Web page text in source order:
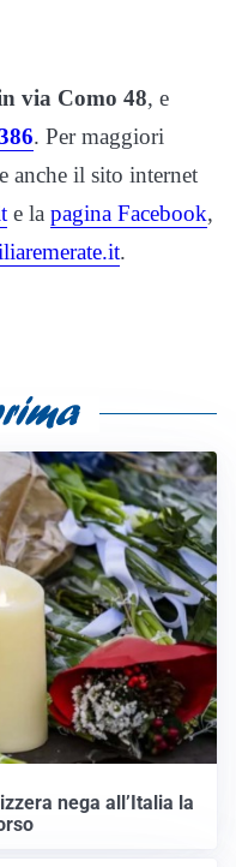
via Como 48, e
. Per maggiori
anche il sito internet
e la pagina Facebook,
.
nega all’Italia la